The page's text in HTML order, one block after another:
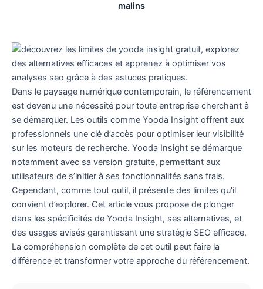
malins
Dans le paysage numérique contemporain, le référencement
est devenu une nécessité pour toute entreprise cherchant à
se démarquer. Les outils comme Yooda Insight offrent aux
professionnels une clé d’accès pour optimiser leur visibilité
sur les moteurs de recherche. Yooda Insight se démarque
notamment avec sa version gratuite, permettant aux
utilisateurs de s’initier à ses fonctionnalités sans frais.
Cependant, comme tout outil, il présente des limites qu’il
convient d’explorer. Cet article vous propose de plonger
dans les spécificités de Yooda Insight, ses alternatives, et
des usages avisés garantissant une stratégie SEO efficace.
La compréhension complète de cet outil peut faire la
différence et transformer votre approche du référencement.